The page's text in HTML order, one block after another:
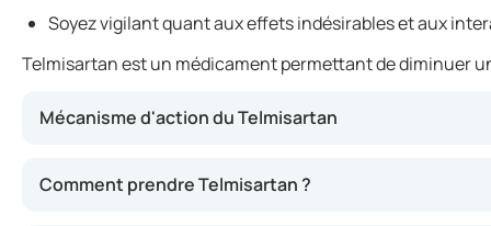
Soyez vigilant quant aux effets indésirables et aux
Telmisartan est un médicament permettant de diminuer
Mécanisme d'action du Telmisartan
Comment prendre Telmisartan ?